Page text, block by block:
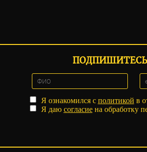
Я ознакомился с политикой в
Я даю согласиена обработку